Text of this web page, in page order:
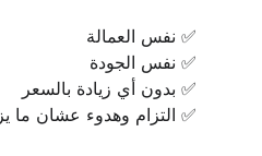
✅ نفس العمالة
✅ نفس الجودة
✅ بدون أي زيادة بالسعر
✅ التزام وهدوء عشان ما